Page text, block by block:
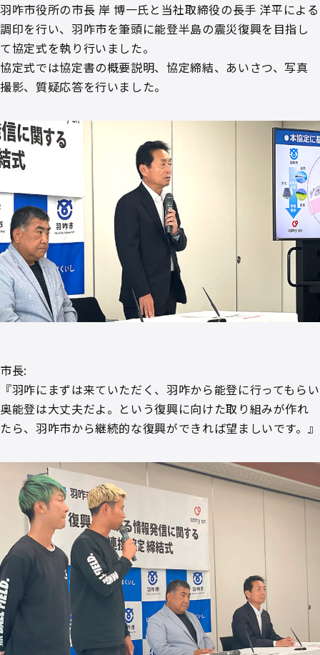
羽咋市役所の市長 岸 博一氏と当社取締役の長手 洋平による
調印を行い、羽咋市を筆頭に能登半島の震災復興を目指し
て協定式を執り行いました。
協定式では協定書の概要説明、協定締結、あいさつ、写真
撮影、質疑応答を行いました。
市長:
『羽咋にまずは来ていただく、羽咋から能登に行ってもらい
奥能登は大丈夫だよ。という復興に向けた取り組みが作れ
たら、羽咋市から継続的な復興ができれば望ましいです。』